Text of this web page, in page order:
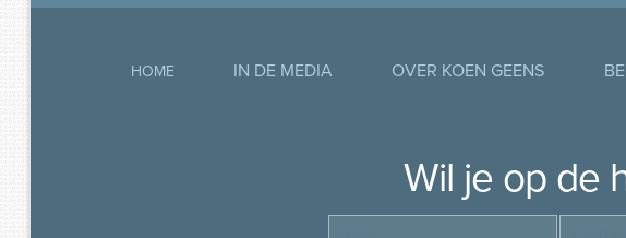
HOME IN DE MEDIA OVER KOEN GEENS
Wil je op de